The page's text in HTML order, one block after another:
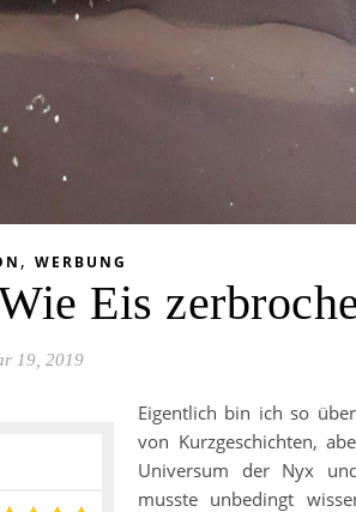
, WERBUNG
Eis
19, 2019
Eigentlich bin ich so
von Kurzgeschichten,
Universum der Nyx
musste unbedingt